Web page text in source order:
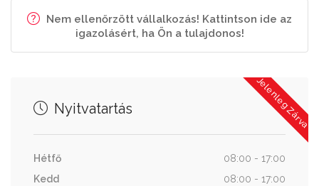
Nem ellenőrzött vállalkozás! Kattintson ide az
igazolásért, ha Ön a tulajdonos!
Jelenleg Zárva
Nyitvatartás
Hétfő
08:00 - 17:00
Kedd
08:00 - 17:00